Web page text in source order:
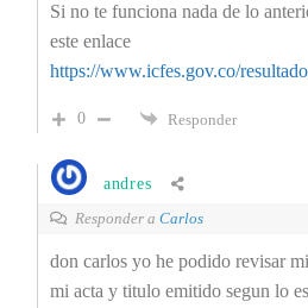
Si no te funciona nada de lo
este enlace
https://www.icfes.gov.co/
0 Responder
andres
Responder a Carlos
don carlos yo he podido revisar
mi acta y titulo emitido segun lo